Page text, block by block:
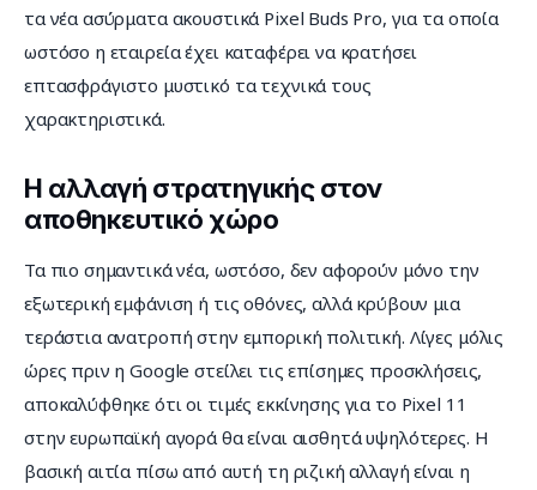
τα νέα ασύρματα ακουστικά Pixel Buds Pro, για τα οποία
ωστόσο η εταιρεία έχει καταφέρει να κρατήσει
επτασφράγιστο μυστικό τα τεχνικά τους
χαρακτηριστικά.
Η αλλαγή στρατηγικής στον
αποθηκευτικό χώρο
Τα πιο σημαντικά νέα, ωστόσο, δεν αφορούν μόνο την
εξωτερική εμφάνιση ή τις οθόνες, αλλά κρύβουν μια
τεράστια ανατροπή στην εμπορική πολιτική. Λίγες μόλις
ώρες πριν η Google στείλει τις επίσημες προσκλήσεις,
αποκαλύφθηκε ότι οι τιμές εκκίνησης για το Pixel 11
στην ευρωπαϊκή αγορά θα είναι αισθητά υψηλότερες. Η
βασική αιτία πίσω από αυτή τη ριζική αλλαγή είναι η